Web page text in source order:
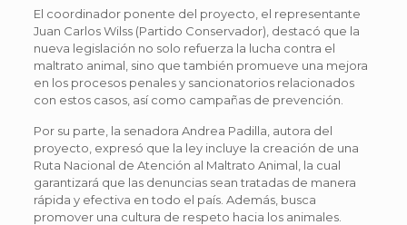
El coordinador ponente del proyecto, el representante
Juan Carlos Wilss (Partido Conservador), destacó que la
nueva legislación no solo refuerza la lucha contra el
maltrato animal, sino que también promueve una mejora
en los procesos penales y sancionatorios relacionados
con estos casos, así como campañas de prevención.
Por su parte, la senadora Andrea Padilla, autora del
proyecto, expresó que la ley incluye la creación de una
Ruta Nacional de Atención al Maltrato Animal, la cual
garantizará que las denuncias sean tratadas de manera
rápida y efectiva en todo el país. Además, busca
promover una cultura de respeto hacia los animales.